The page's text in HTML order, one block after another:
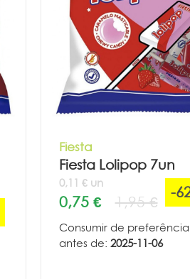
Fiesta
Fiesta Lolipop 7un
0,11 € un
0,75 € 1,95 €
-
Consumir de preferência
antes de: 2025-11-06